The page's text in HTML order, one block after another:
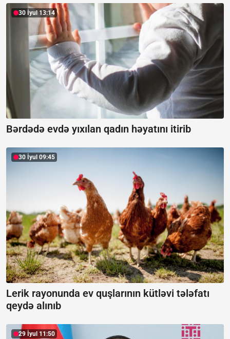
30 İyul 13:14
Bərdədə evdə yıxılan qadın həyatını itirib
30 İyul 09:45
Lerik rayonunda ev quşlarının kütləvi tələfatı
qeydə alınıb
29 İyul 11:50